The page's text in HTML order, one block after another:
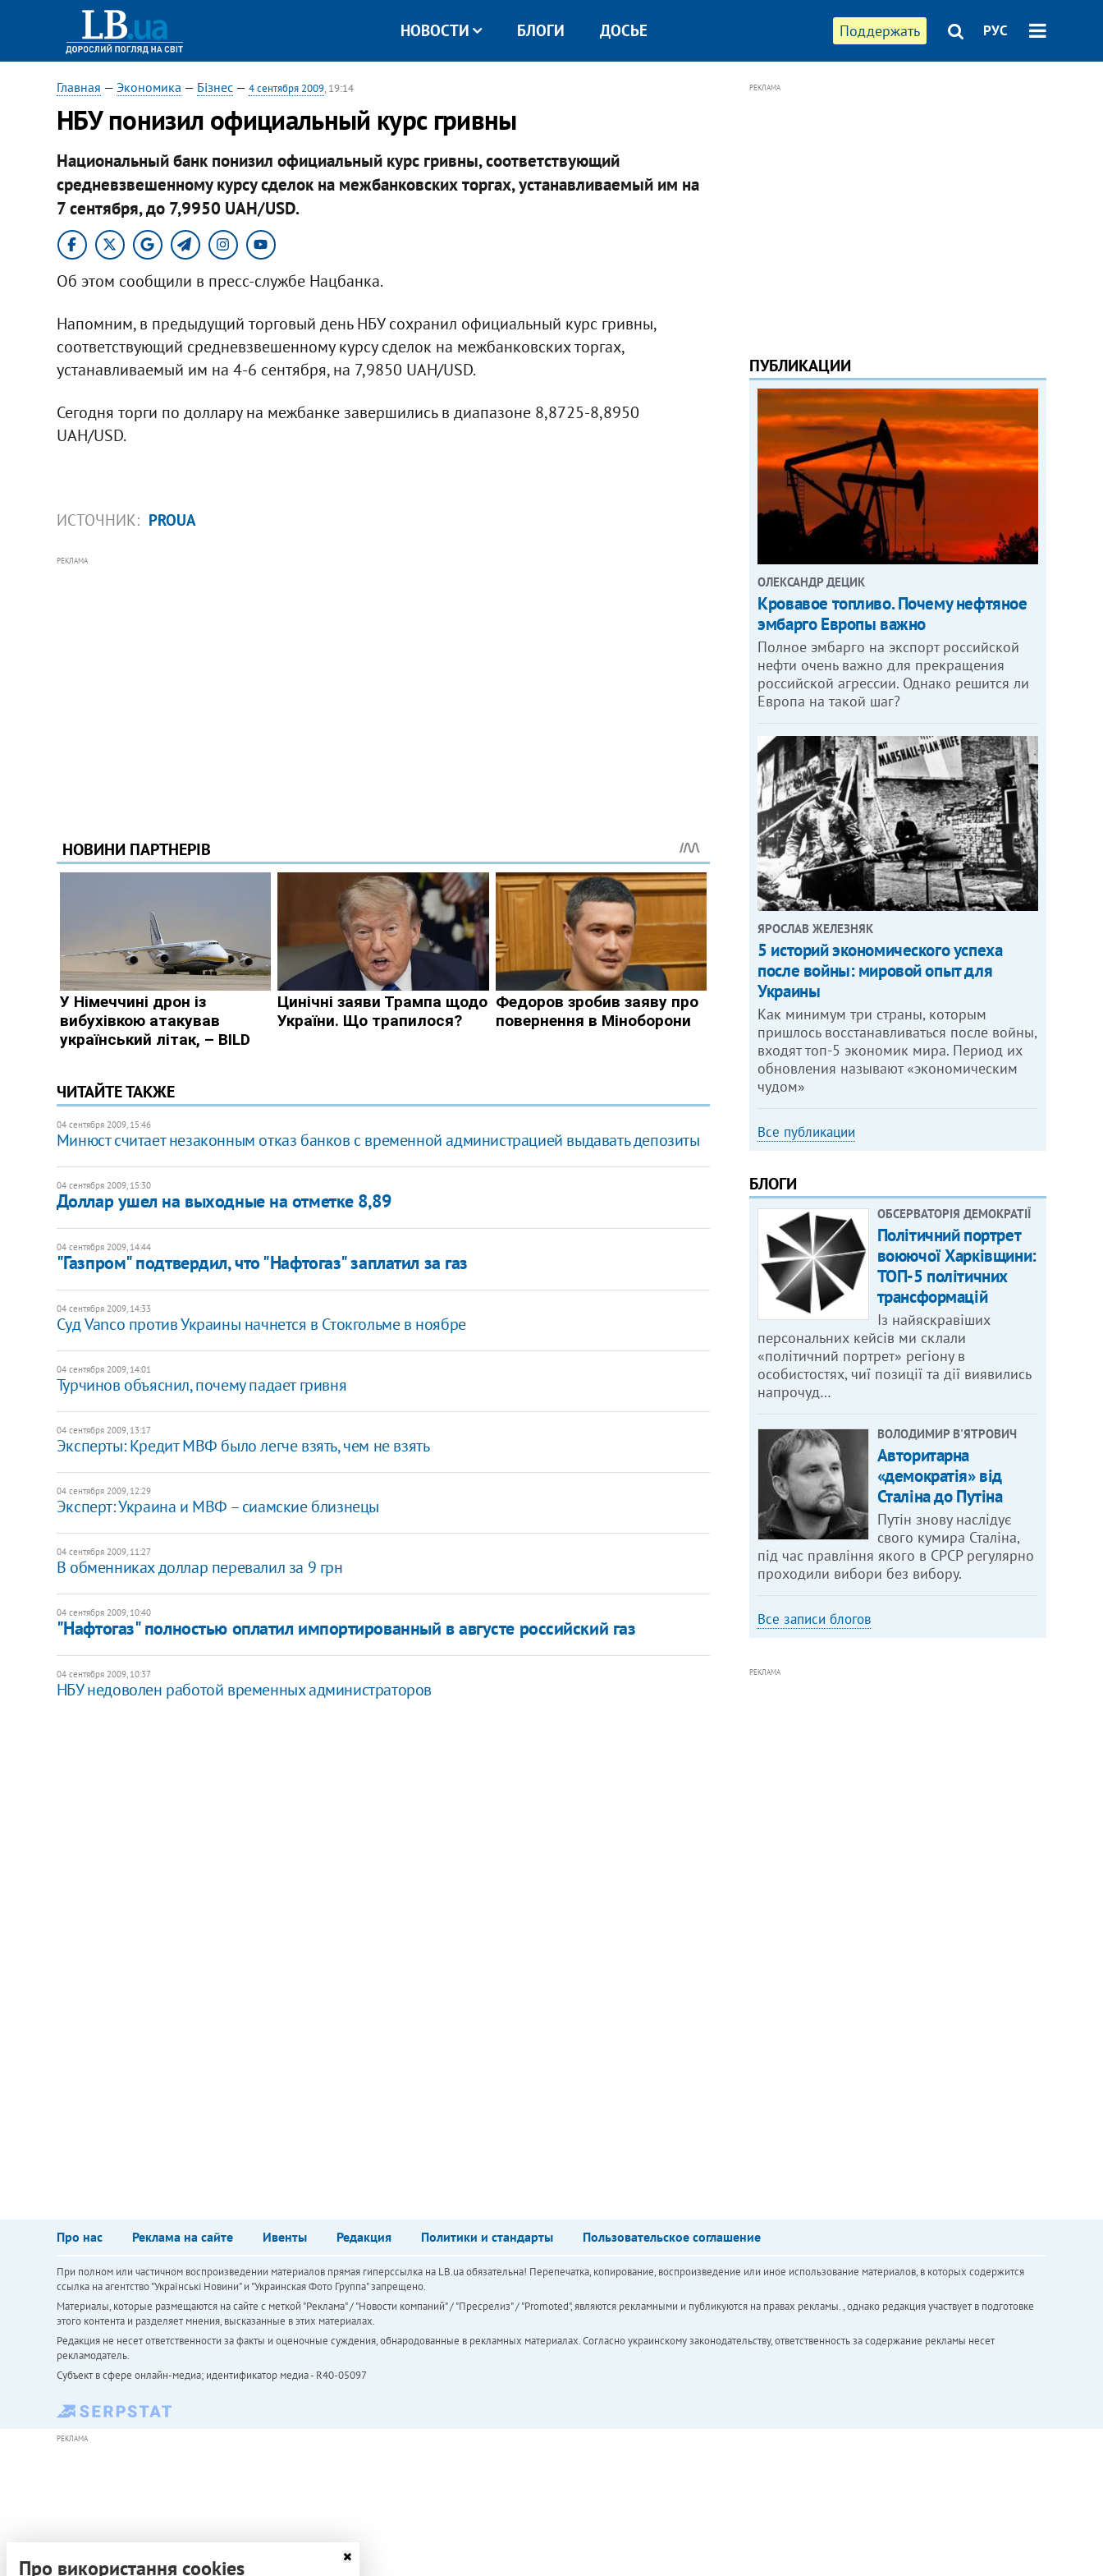
Поддержать РУС
НОВОСТИ БЛОГИ ДОСЬЕ
Главная — Экономика — Бізнес— 4 сентября 2009, 19:14
НБУ понизил официальный курс гривны
Национальный банк понизил официальный курс гривны, соответствующий
средневзвешенному курсу сделок на межбанковских торгах, устанавливаемый им на
7 сентября, до 7,9950 UAH/USD.
Об этом сообщили в пресс-службе Нацбанка.
Напомним, в предыдущий торговый день НБУ сохранил официальный курс гривны,
соответствующий средневзвешенному курсу сделок на межбанковских торгах,
устанавливаемый им на 4-6 сентября, на 7,9850 UAH/USD.
Сегодня торги по доллару на межбанке завершились в диапазоне 8,8725-8,8950
UAH/USD.
ИСТОЧНИК: PROUA
РЕКЛАМА
ЧИТАЙТЕ ТАКЖЕ
04 сентября 2009, 15:46
Минюст считает незаконным отказ банков с временной администрацией выдавать депозиты
04 сентября 2009, 15:30
Доллар ушел на выходные на отметке 8,89
04 сентября 2009, 14:44
"Газпром" подтвердил, что "Нафтогаз" заплатил за газ
04 сентября 2009, 14:33
Суд Vanco против Украины начнется в Стокгольме в ноябре
04 сентября 2009, 14:01
Турчинов объяснил, почему падает гривня
04 сентября 2009, 13:17
Эксперты: Кредит МВФ было легче взять, чем не взять
04 сентября 2009, 12:29
Эксперт: Украина и МВФ – сиамские близнецы
04 сентября 2009, 11:27
В обменниках доллар перевалил за 9 грн
04 сентября 2009, 10:40
"Нафтогаз" полностью оплатил импортированный в августе российский газ
04 сентября 2009, 10:37
НБУ недоволен работой временных администраторов
РЕКЛАМА
ПУБЛИКАЦИИ
ОЛЕКСАНДР ДЕЦИК
Кровавое топливо. Почему нефтяное
эмбарго Европы важно
Полное эмбарго на экспорт российской
нефти очень важно для прекращения
российской агрессии. Однако решится ли
Европа на такой шаг?
ЯРОСЛАВ ЖЕЛЕЗНЯК
5 историй экономического успеха
после войны: мировой опыт для
Украины
Как минимум три страны, которым
пришлось восстанавливаться после войны,
входят топ-5 экономик мира. Период их
обновления называют «экономическим
чудом»
Все публикации
БЛОГИ
ОБСЕРВАТОРІЯ ДЕМОКРАТІЇ
Політичний портрет
воюючої Харківщини:
ТОП-5 політичних
трансформацій
Із найяскравіших
персональних кейсів ми склали
«політичний портрет» регіону в
особистостях, чиї позиції та дії виявились
напрочуд…
ВОЛОДИМИР В'ЯТРОВИЧ
Авторитарна
«демократія» від
Сталіна до Путіна
Путін знову наслідує
свого кумира Сталіна,
під час правління якого в СРСР регулярно
проходили вибори без вибору.
Все записи блогов
РЕКЛАМА
Про нас Реклама на сайте Ивенты Редакция Политики и стандарты Пользовательское соглашение
При полном или частичном воспроизведении материалов прямая гиперссылка на LB.ua обязательна! Перепечатка, копирование, воспроизведение или иное использование материалов, в которых содержится
ссылка на агентство "Українськi Новини" и "Украинская Фото Группа" запрещено.
Материалы, которые размещаются на сайте с меткой "Реклама" / "Новости компаний" / "Пресрелиз" / "Promoted", являются рекламными и публикуются на правах рекламы. , однако редакция участвует в подготовке
этого контента и разделяет мнения, высказанные в этих материалах.
Редакция не несет ответственности за факты и оценочные суждения, обнародованные в рекламных материалах. Согласно украинскому законодательству, ответственность за содержание рекламы несет
рекламодатель.
Субъект в сфере онлайн-медиа; идентификатор медиа - R40-05097
РЕКЛАМА
Про використання cookies